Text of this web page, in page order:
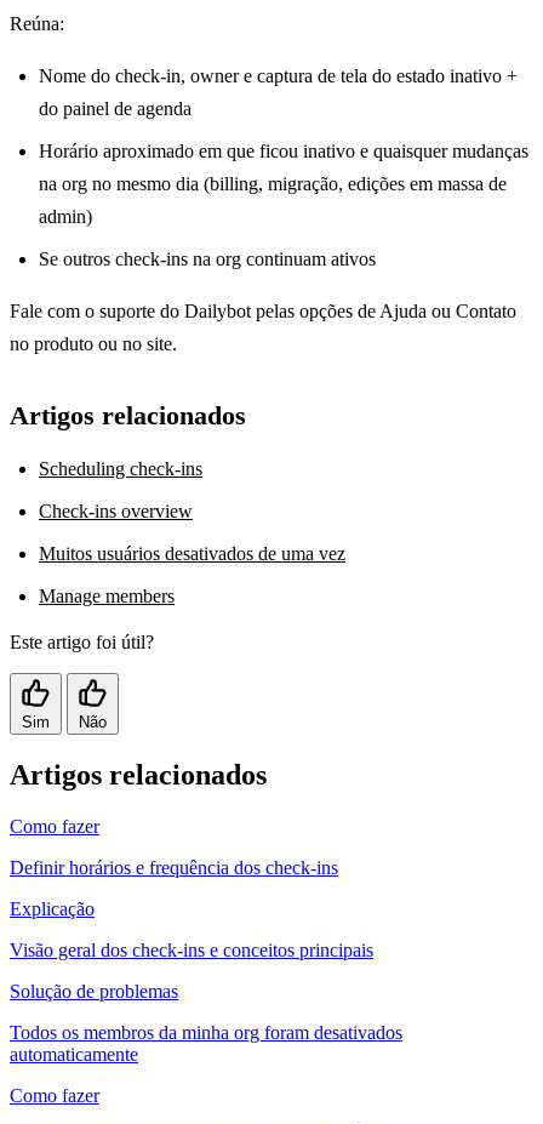
Reúna:
Nome do check-in, owner e captura de tela do estado inativo +
do painel de agenda
Horário aproximado em que ficou inativo e quaisquer mudanças
na org no mesmo dia (billing, migração, edições em massa de
admin)
Se outros check-ins na org continuam ativos
Fale com o suporte do Dailybot pelas opções de Ajuda ou Contato
no produto ou no site.
Artigos relacionados
Scheduling check-ins
Check-ins overview
Muitos usuários desativados de uma vez
Manage members
Este artigo foi útil?
Sim Não
Artigos relacionados
Como fazer
Definir horários e frequência dos check-ins
Explicação
Visão geral dos check-ins e conceitos principais
Solução de problemas
Todos os membros da minha org foram desativados
automaticamente
Como fazer